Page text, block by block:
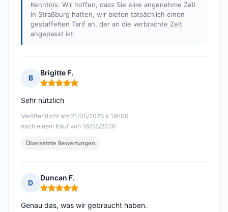
Kenntnis. Wir hoffen, dass Sie eine angenehme Zeit
in Straßburg hatten, wir bieten tatsächlich einen
gestaffelten Tarif an, der an die verbrachte Zeit
angepasst ist.
B
Brigitte F.
Hinweis: 5 von 5
Veröffentlicht am 21/05/2026 à 19h06
nach einem Kauf von 16/05/2026
Sehr nützlich
Übersetzte Bewertungen
D
Duncan F.
Hinweis: 5 von 5
Genau das, was wir gebraucht haben.